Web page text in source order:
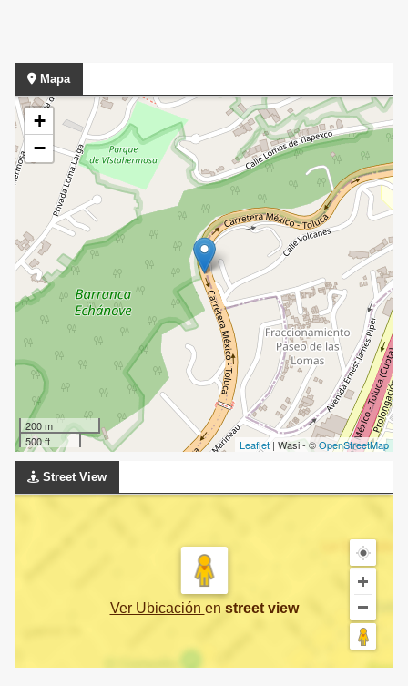
Mapa
+
−
200 m
500 ft
Leaflet | Wasi - ©OpenStreetMap
Street View
Ver Ubicación en street view